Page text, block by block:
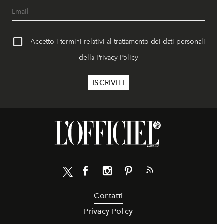
Accetto i termini relativi al trattamento dei dati personali
della Privacy Policy
Contatti
Privacy Policy